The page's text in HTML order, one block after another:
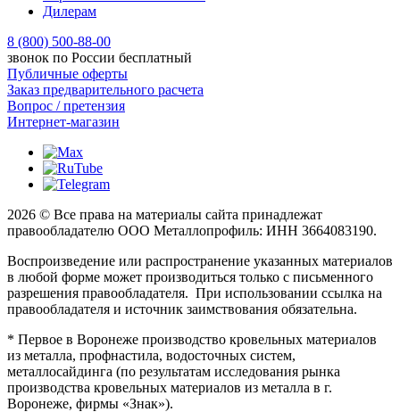
Дилерам
8 (800) 500-88-00
звонок по России бесплатный
Публичные оферты
Заказ предварительного расчета
Вопрос / претензия
Интернет-магазин
2026 © Все права на материалы сайта принадлежат
правообладателю ООО Металлопрофиль: ИНН 3664083190.
Воспроизведение или распространение указанных материалов
в любой форме может производиться только с письменного
разрешения правообладателя. При использовании ссылка на
правообладателя и источник заимствования обязательна.
* Первое в Воронеже производство кровельных материалов
из металла, профнастила, водосточных систем,
металлосайдинга (по результатам исследования рынка
производства кровельных материалов из металла в г.
Воронеже, фирмы «Знак»).